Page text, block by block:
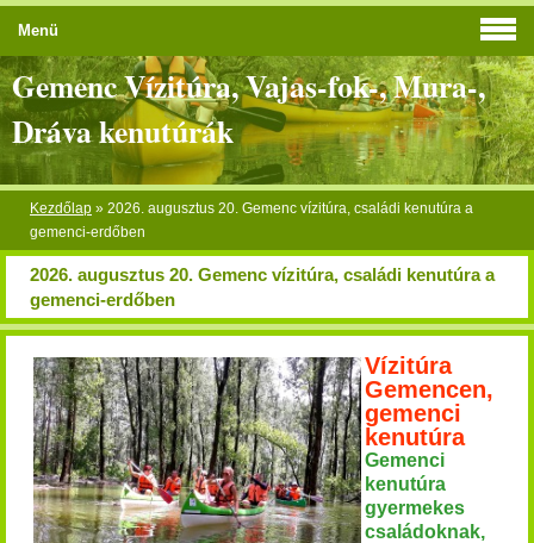
Gemenc Vízitúra, Vajas-fok-, Mura-,
Dráva kenutúrák
Kezdőlap » 2026. augusztus 20. Gemenc vízitúra, családi kenutúra a
gemenci-erdőben
2026. augusztus 20. Gemenc vízitúra, családi kenutúra a
gemenci-erdőben
Vízitúra
Gemencen,
gemenci
kenutúra
Gemenci
kenutúra
gyermekes
családoknak,
Menü